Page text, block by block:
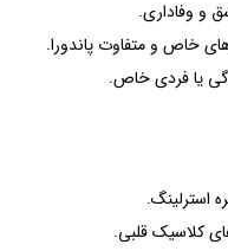
و وفاداری.
خاص و متفاوت پاندورا.
یا فردی خاص.
استرلینگ.
کلاسیک قلبی.